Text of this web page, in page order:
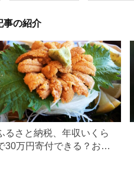
事の紹介
るさと納税、年収いくら
30万円寄付できる？おす